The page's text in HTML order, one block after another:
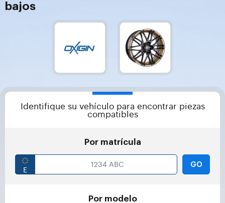
bajos
Identifique su vehículo para encontrar piezas
compatibles
Por matrícula
GO
Por modelo